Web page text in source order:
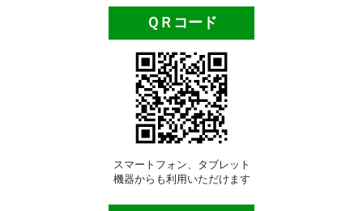
大型・体育館用モップ
ほうき・ちりとり
ＱＲコード
スマートフォン、タブレット
機器からも利用いただけます